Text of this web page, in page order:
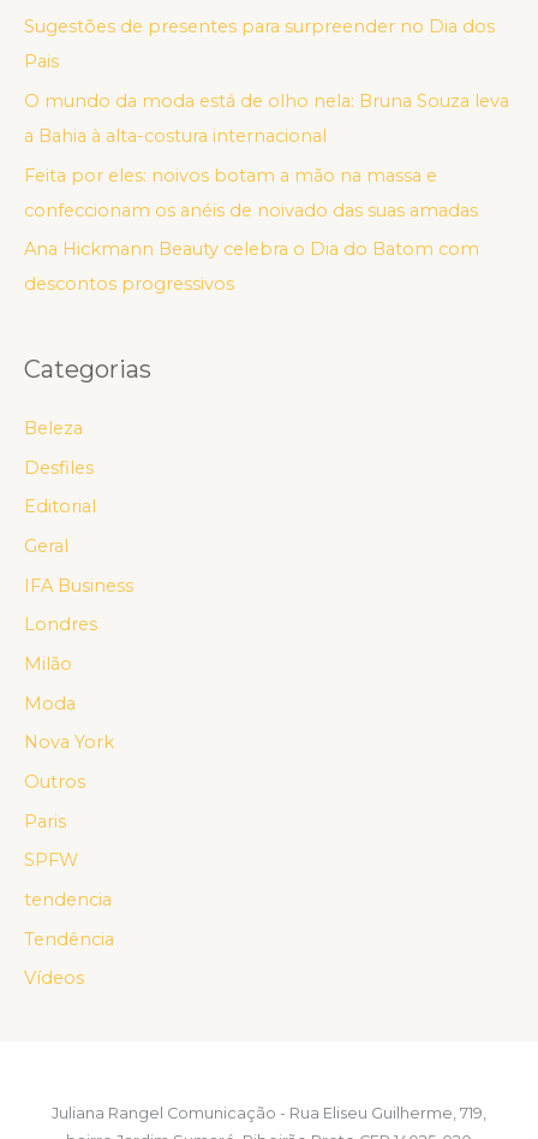
Sugestões de presentes para surpreender no Dia dos
Pais
O mundo da moda está de olho nela: Bruna Souza leva
a Bahia à alta-costura internacional
Feita por eles: noivos botam a mão na massa e
confeccionam os anéis de noivado das suas amadas
Ana Hickmann Beauty celebra o Dia do Batom com
descontos progressivos
Categorias
Beleza
Desfiles
Editorial
Geral
IFA Business
Londres
Milão
Moda
Nova York
Outros
Paris
SPFW
tendencia
Tendência
Vídeos
Juliana Rangel Comunicação - Rua Eliseu Guilherme, 719,